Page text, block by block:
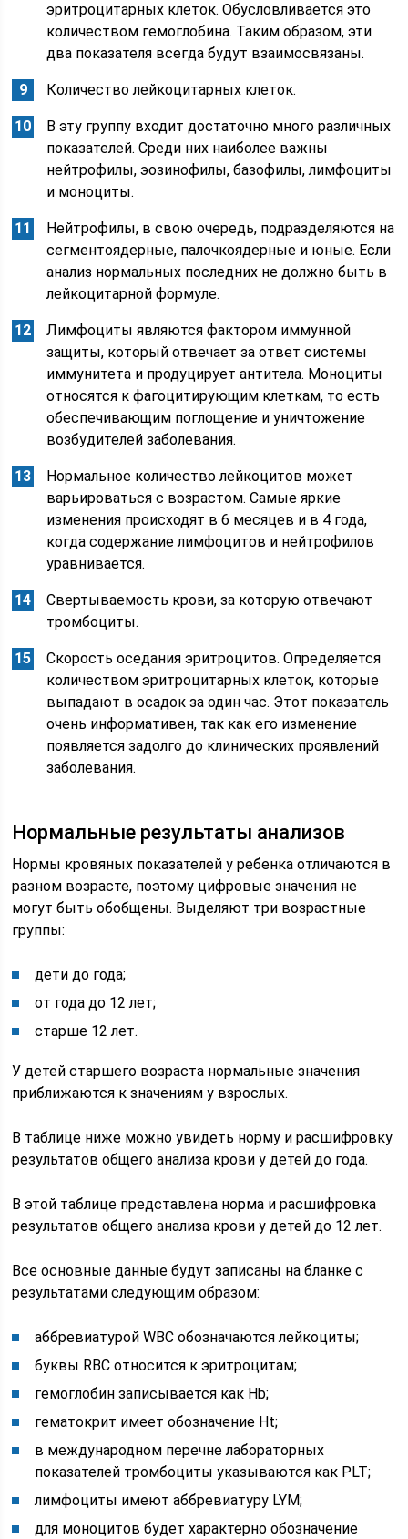
эритроцитарных клеток. Обусловливается это
количеством гемоглобина. Таким образом, эти
два показателя всегда будут взаимосвязаны.
Количество лейкоцитарных клеток.
В эту группу входит достаточно много различных
показателей. Среди них наиболее важны
нейтрофилы, эозинофилы, базофилы, лимфоциты
и моноциты.
Нейтрофилы, в свою очередь, подразделяются на
сегментоядерные, палочкоядерные и юные. Если
анализ нормальных последних не должно быть в
лейкоцитарной формуле.
Лимфоциты являются фактором иммунной
защиты, который отвечает за ответ системы
иммунитета и продуцирует антитела. Моноциты
относятся к фагоцитирующим клеткам, то есть
обеспечивающим поглощение и уничтожение
возбудителей заболевания.
Нормальное количество лейкоцитов может
варьироваться с возрастом. Самые яркие
изменения происходят в 6 месяцев и в 4 года,
когда содержание лимфоцитов и нейтрофилов
уравнивается.
Свертываемость крови, за которую отвечают
тромбоциты.
Скорость оседания эритроцитов. Определяется
количеством эритроцитарных клеток, которые
выпадают в осадок за один час. Этот показатель
очень информативен, так как его изменение
появляется задолго до клинических проявлений
заболевания.
Нормальные результаты анализов
Нормы кровяных показателей у ребенка отличаются в
разном возрасте, поэтому цифровые значения не
могут быть обобщены. Выделяют три возрастные
группы:
дети до года;
от года до 12 лет;
старше 12 лет.
У детей старшего возраста нормальные значения
приближаются к значениям у взрослых.
В таблице ниже можно увидеть норму и расшифровку
результатов общего анализа крови у детей до года.
В этой таблице представлена норма и расшифровка
результатов общего анализа крови у детей до 12 лет.
Все основные данные будут записаны на бланке с
результатами следующим образом:
аббревиатурой WBC обозначаются лейкоциты;
буквы RBC относится к эритроцитам;
гемоглобин записывается как Hb;
гематокрит имеет обозначение Ht;
в международном перечне лабораторных
показателей тромбоциты указываются как PLT;
лимфоциты имеют аббревиатуру LYM;
для моноцитов будет характерно обозначение